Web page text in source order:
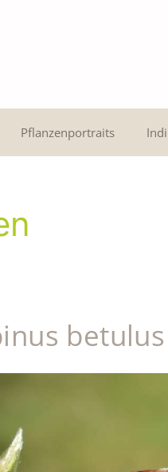
Pflanzenportraits
betulus